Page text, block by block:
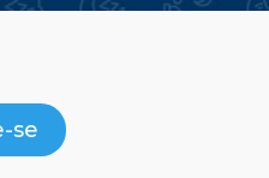
se